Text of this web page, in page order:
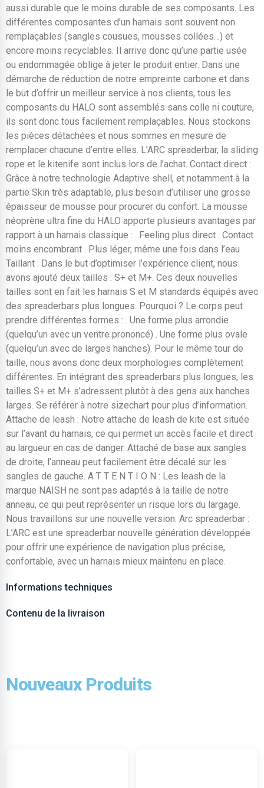
aussi durable que le moins durable de ses composants. Les
différentes composantes d’un harnais sont souvent non
remplaçables (sangles cousues, mousses collées…) et
encore moins recyclables. Il arrive donc qu’une partie usée
ou endommagée oblige à jeter le produit entier. Dans une
démarche de réduction de notre empreinte carbone et dans
le but d’offrir un meilleur service à nos clients, tous les
composants du HALO sont assemblés sans colle ni couture,
ils sont donc tous facilement remplaçables. Nous stockons
les pièces détachées et nous sommes en mesure de
remplacer chacune d’entre elles. L’ARC spreaderbar, la sliding
rope et le kitenife sont inclus lors de l’achat. Contact direct :
Grâce à notre technologie Adaptive shell, et notamment à la
partie Skin très adaptable, plus besoin d’utiliser une grosse
épaisseur de mousse pour procurer du confort. La mousse
néoprène ultra fine du HALO apporte plusieurs avantages par
rapport à un harnais classique : . Feeling plus direct . Contact
moins encombrant . Plus léger, même une fois dans l’eau
Taillant : Dans le but d’optimiser l’expérience client, nous
avons ajouté deux tailles : S+ et M+. Ces deux nouvelles
tailles sont en fait les harnais S et M standards équipés avec
des spreaderbars plus longues. Pourquoi ? Le corps peut
prendre différentes formes : . Une forme plus arrondie
(quelqu’un avec un ventre prononcé) . Une forme plus ovale
(quelqu’un avec de larges hanches). Pour le même tour de
taille, nous avons donc deux morphologies complètement
différentes. En intégrant des spreaderbars plus longues, les
tailles S+ et M+ s’adressent plutôt à des gens aux hanches
larges. Se référer à notre sizechart pour plus d’information.
Attache de leash : Notre attache de leash de kite est située
sur l’avant du harnais, ce qui permet un accès facile et direct
au largueur en cas de danger. Attaché de base aux sangles
de droite, l’anneau peut facilement être décalé sur les
sangles de gauche. A T T E N T I O N : Les leash de la
marque NAISH ne sont pas adaptés à la taille de notre
anneau, ce qui peut représenter un risque lors du largage.
Nous travaillons sur une nouvelle version. Arc spreaderbar :
L’ARC est une spreaderbar nouvelle génération développée
pour offrir une expérience de navigation plus précise,
confortable, avec un harnais mieux maintenu en place.
Informations techniques
Contenu de la livraison
Nouveaux Produits